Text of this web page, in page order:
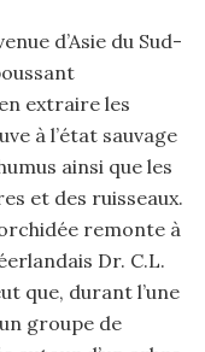
d’Asie du Sud-
extraire les
à l’état sauvage
ainsi que les
et des ruisseaux.
remonte à
Dr. C.L.
que, durant l’une
groupe de